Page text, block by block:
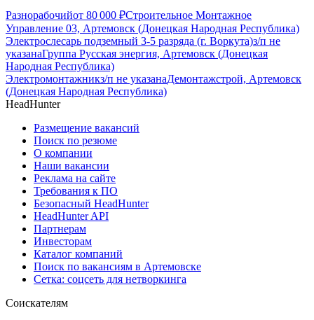
Разнорабочийот 80 000 ₽Строительное Монтажное
Управление 03, Артемовск (Донецкая Народная Республика)
Электрослесарь подземный 3-5 разряда (г. Воркута)з/п не
указанаГруппа Русская энергия, Артемовск (Донецкая
Народная Республика)
Электромонтажникз/п не указанаДемонтажстрой, Артемовск
(Донецкая Народная Республика)
HeadHunter
Размещение вакансий
Поиск по резюме
О компании
Наши вакансии
Реклама на сайте
Требования к ПО
Безопасный HeadHunter
HeadHunter API
Партнерам
Инвесторам
Каталог компаний
Поиск по вакансиям в Артемовске
Сетка: соцсеть для нетворкинга
Соискателям